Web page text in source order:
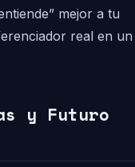
mejor a tu
real en un
y Futuro